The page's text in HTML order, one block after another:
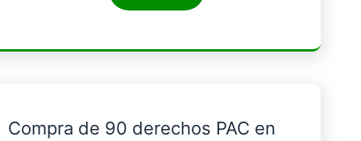
Compra de 90 derechos PAC en